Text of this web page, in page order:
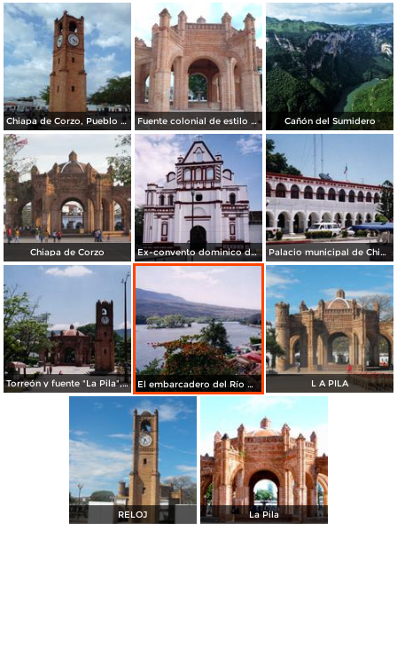
Chiapa de Corzo, Pueblo Mágico. Julio/2018 Fuente colonial de estilo mudéjar. Julio/2018 Cañón del Sumidero
Chiapa de Corzo Ex-convento dominico del siglo XVI. Chiapa de Corzo. 2002 Palacio municipal de Chiapa de Corzo. 2004
Torreón y fuente "La Pila", construida en 1562. Chiapa de Corzo. 2004 El embarcadero del Río Grijalva. Chiapa de Corzo, Chiapas L A PILA
RELOJ La Pila